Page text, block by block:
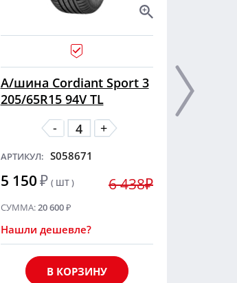
А/шина Cordiant Sport 3
205/65R15 94V TL
-
+
АРТИКУЛ: S058671
5 150₽ ( ШТ ) 6 438₽
СУММА: 20 600₽
Нашли дешевле?
В КОРЗИНУ